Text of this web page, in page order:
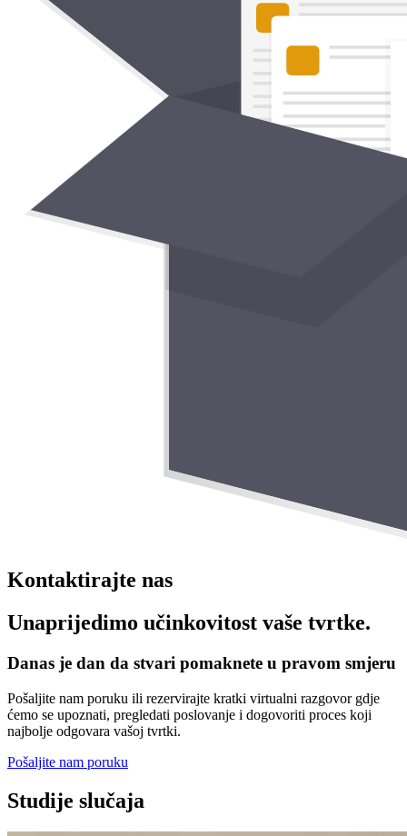
Kontaktirajte nas
Unaprijedimo učinkovitost vaše tvrtke.
Danas je dan da stvari pomaknete u pravom smjeru
Pošaljite nam poruku ili rezervirajte kratki virtualni razgovor gdje
ćemo se upoznati, pregledati poslovanje i dogovoriti proces koji
najbolje odgovara vašoj tvrtki.
Pošaljite nam poruku
Studije slučaja